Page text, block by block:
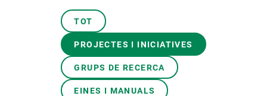
TOT
PROJECTES I INICIATIVES
GRUPS DE RECERCA
EINES I MANUALS
UNEIX-TE A NOSALTRES
NOTÍCIES I AGENDA